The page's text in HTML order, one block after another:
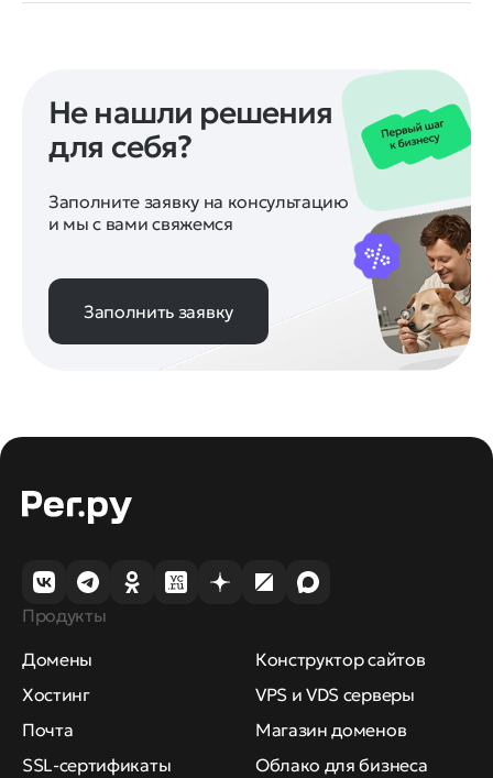
Не нашли решения
для себя?
Заполните заявку на консультацию
и мы с вами свяжемся
Заполнить заявку
Продукты
Домены
Хостинг
Почта
SSL-сертификаты
Конструктор сайтов
VPS и VDS серверы
Магазин доменов
Облако для бизнеса